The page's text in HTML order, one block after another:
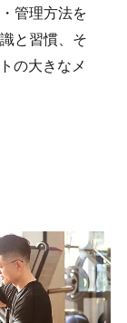
管理方法を
と習慣、そ
の大きなメ